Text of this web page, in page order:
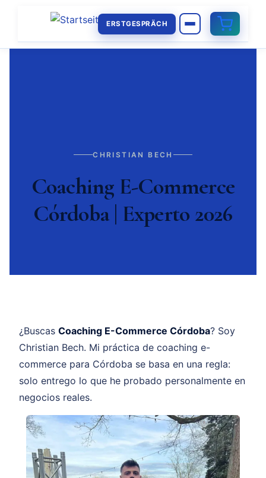
ERSTGESPRÄCH
CHRISTIAN BECH
Coaching E-Commerce
Córdoba | Experto 2026
¿Buscas Coaching E-Commerce Córdoba? Soy
Christian Bech. Mi práctica de coaching e-
commerce para Córdoba se basa en una regla:
solo entrego lo que he probado personalmente en
negocios reales.